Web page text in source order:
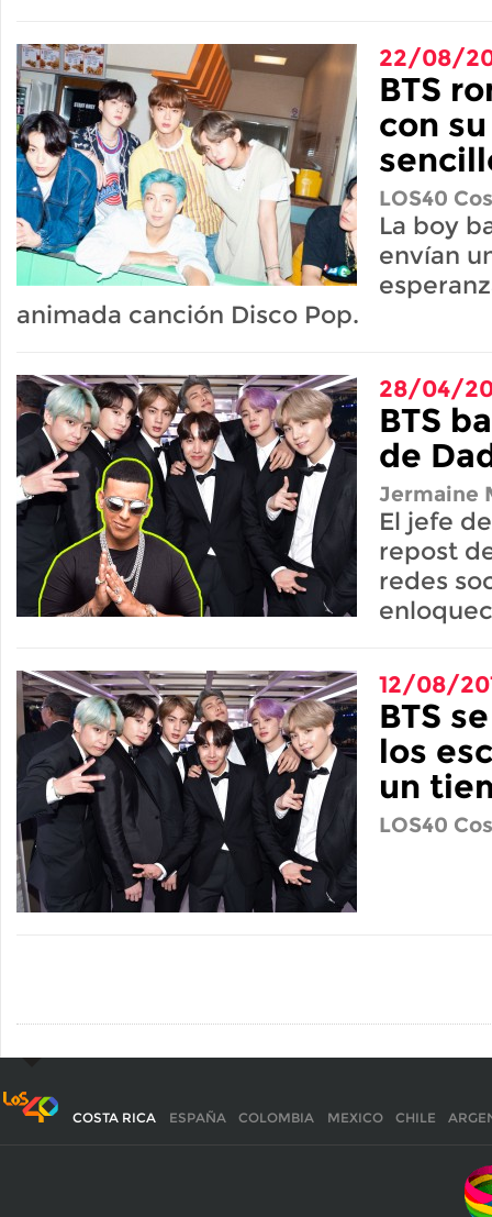
22/08/
BTS
con
LOS40
La boy
envían
animada canción Disco Pop.
28/04/
BTS
de
Jermaine
El jefe
repost
redes
12/08/
BTS
los
un
LOS40
COSTA RICA ESPAÑA COLOMBIA MEXICO CHILE